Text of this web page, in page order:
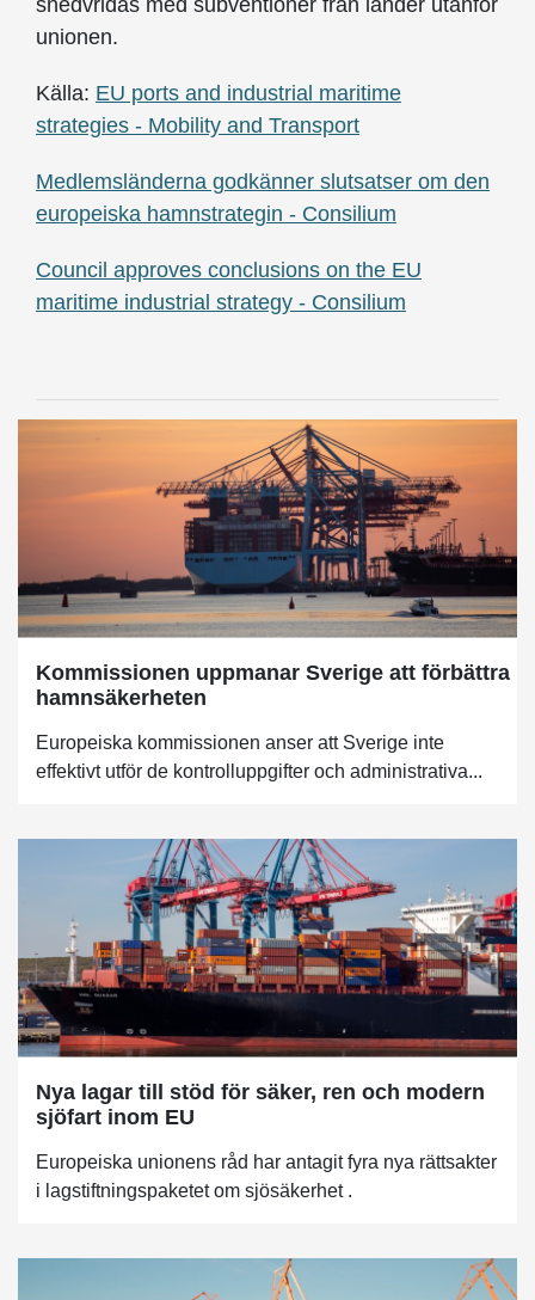
snedvridas med subventioner från länder utanför
unionen.
Källa: EU ports and industrial maritime
strategies - Mobility and Transport
Medlemsländerna godkänner slutsatser om den
europeiska hamnstrategin - Consilium
Council approves conclusions on the EU
maritime industrial strategy - Consilium
Kommissionen uppmanar Sverige att förbättra
hamnsäkerheten
Europeiska kommissionen anser att Sverige inte
effektivt utför de kontrolluppgifter och administrativa...
Nya lagar till stöd för säker, ren och modern
sjöfart inom EU
Europeiska unionens råd har antagit fyra nya rättsakter
i lagstiftningspaketet om sjösäkerhet .